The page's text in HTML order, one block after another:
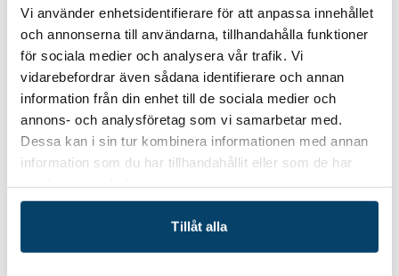
Vi använder enhetsidentifierare för att anpassa innehållet
och annonserna till användarna, tillhandahålla funktioner
för sociala medier och analysera vår trafik. Vi
vidarebefordrar även sådana identifierare och annan
information från din enhet till de sociala medier och
annons- och analysföretag som vi samarbetar med.
Dessa kan i sin tur kombinera informationen med annan
information som du har tillhandahållit eller som de har
Tillåt alla
och annan praktisk information på Techtanks
bokningssida
Datum/tid
2023-09-25
Två heldagar: 25/9 samt 2/10 2023 kl. 9-16
Plats
På plats i Blekinge